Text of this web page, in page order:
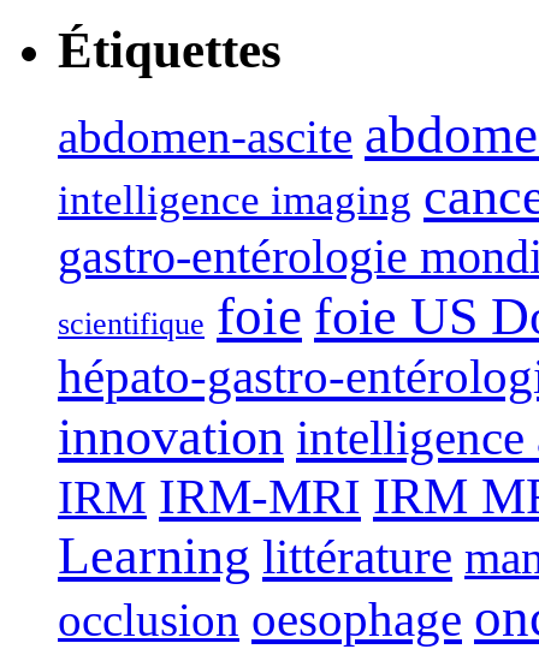
Étiquettes
abdomen-ascite
intelligence imaging
gastro-entérologie
scientifique foie foie US
hépato-gastro-
innovation
IRM IRM-MRI IRM
Learning littérature
occlusion oesophage